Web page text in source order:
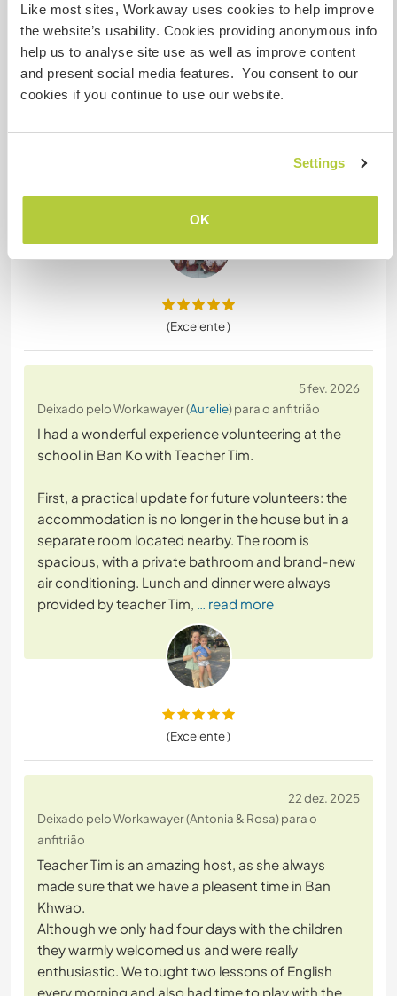
Like most sites, Workaway uses cookies to help improve
the website’s usability. Cookies providing anonymous info
help us to analyse site use as well as improve content
and present social media features. You consent to our
cookies if you continue to use our website.
Settings
OK
Feito pelo anfitrião para o Workawayer (Arun)
Arun is an excellent volunteer. He taught English to
all the levels in my preschool. He also greatly
assisted in the Graduation Ceremony for the
Arun is very intelligent, hardworking, and sincere.
appreciated both by the students and my Thai
staff. His goal was to focus on… read more
(Excelente )
5 fev. 2026
Deixado pelo Workawayer (Aurelie) para o anfitrião
I had a wonderful experience volunteering at the
school in Ban Ko with Teacher Tim.
First, a practical update for future volunteers: the
accommodation is no longer in the house but in a
separate room located nearby. The room is
spacious, with a private bathroom and brand-new
air conditioning. Lunch and dinner were always
provided by teacher Tim, … read more
(Excelente )
22 dez. 2025
Deixado pelo Workawayer (Antonia & Rosa) para o
anfitrião
Teacher Tim is an amazing host, as she always
made sure that we have a pleasent time in Ban
Khwao.
Although we only had four days with the children
they warmly welcomed us and were really
enthusiastic. We tought two lessons of English
every morning and also had time to play with the